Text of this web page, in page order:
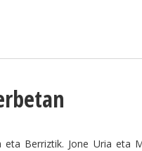
Berriztik. Jone Uria eta